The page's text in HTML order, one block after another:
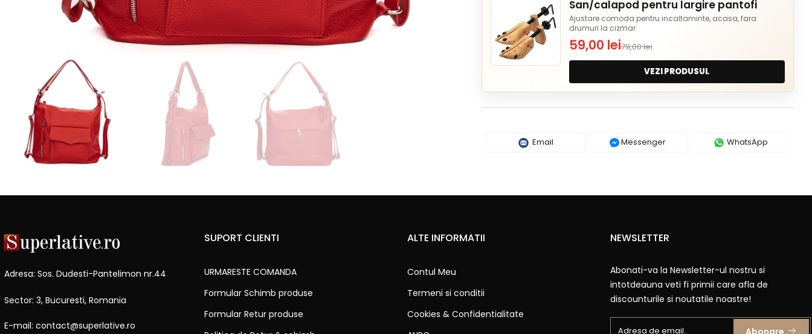
San/calapod pentru largire pantofi
Ajustare comoda pentru incaltaminte, acasa, fara
drumuri la cizmar.
59,00 lei79,00 lei
VEZI PRODUSUL
Email Messenger WhatsApp
Adresa: Sos. Dudesti-Pantelimon nr.44
Sector: 3, Bucuresti, Romania
E-mail: contact@superlative.ro
SUPORT CLIENTI
URMARESTE COMANDA
Formular Schimb produse
Formular Retur produse
ALTE INFORMATII
Contul Meu
Termeni si conditii
Cookies & Confidentialitate
NEWSLETTER
Abonati-va la Newsletter-ul nostru si
intotdeauna veti fi primii care afla de
discounturile si noutatile noastre!